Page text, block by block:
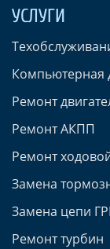
УСЛУГИ
Компьютерная
Ремонт
Ремонт АКПП
Ремонт
Замена
Замена цепи
Ремонт турбин